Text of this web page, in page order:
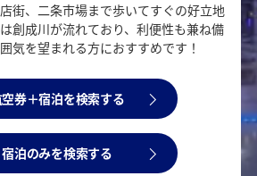
街、二条市場まで歩いてすぐの好立地
創成川が流れており、利便性も兼ね備
気を望まれる方におすすめです！
券＋宿泊を検索する
宿泊のみを検索する